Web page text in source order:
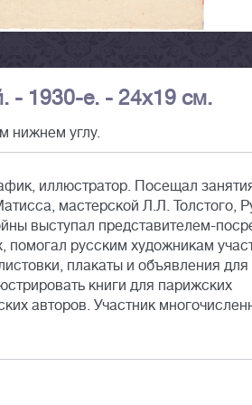
- 1930-е. - 24х19 см.
нижнем углу.
иллюстратор. Посещал
мастерской Л.Л. Толстого,
выступал представителем-
русским художникам
плакаты и объявления для
книги для парижских
авторов. Участник